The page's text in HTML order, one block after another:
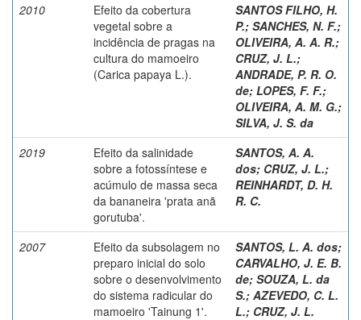
2010
Efeito da cobertura
vegetal sobre a
incidência de pragas na
cultura do mamoeiro
(Carica papaya L.).
SANTOS FILHO, H.
P.; SANCHES, N. F.;
OLIVEIRA, A. A. R.;
CRUZ, J. L.;
ANDRADE, P. R. O.
de; LOPES, F. F.;
OLIVEIRA, A. M. G.;
SILVA, J. S. da
2019
Efeito da salinidade
sobre a fotossíntese e
acúmulo de massa seca
da bananeira 'prata anã
gorutuba'.
SANTOS, A. A.
dos; CRUZ, J. L.;
REINHARDT, D. H.
R. C.
2007
Efeito da subsolagem no
preparo inicial do solo
sobre o desenvolvimento
do sistema radicular do
mamoeiro 'Tainung 1'.
SANTOS, L. A. dos;
CARVALHO, J. E. B.
de; SOUZA, L. da
S.; AZEVEDO, C. L.
L.; CRUZ, J. L.